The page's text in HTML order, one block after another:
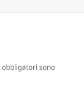
obbligatori sono